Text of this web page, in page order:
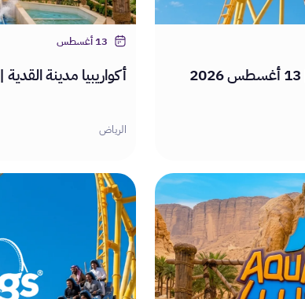
13 أغسطس
أكواريبيا مدينة القدية | 13 أغسطس 2026
الرياض